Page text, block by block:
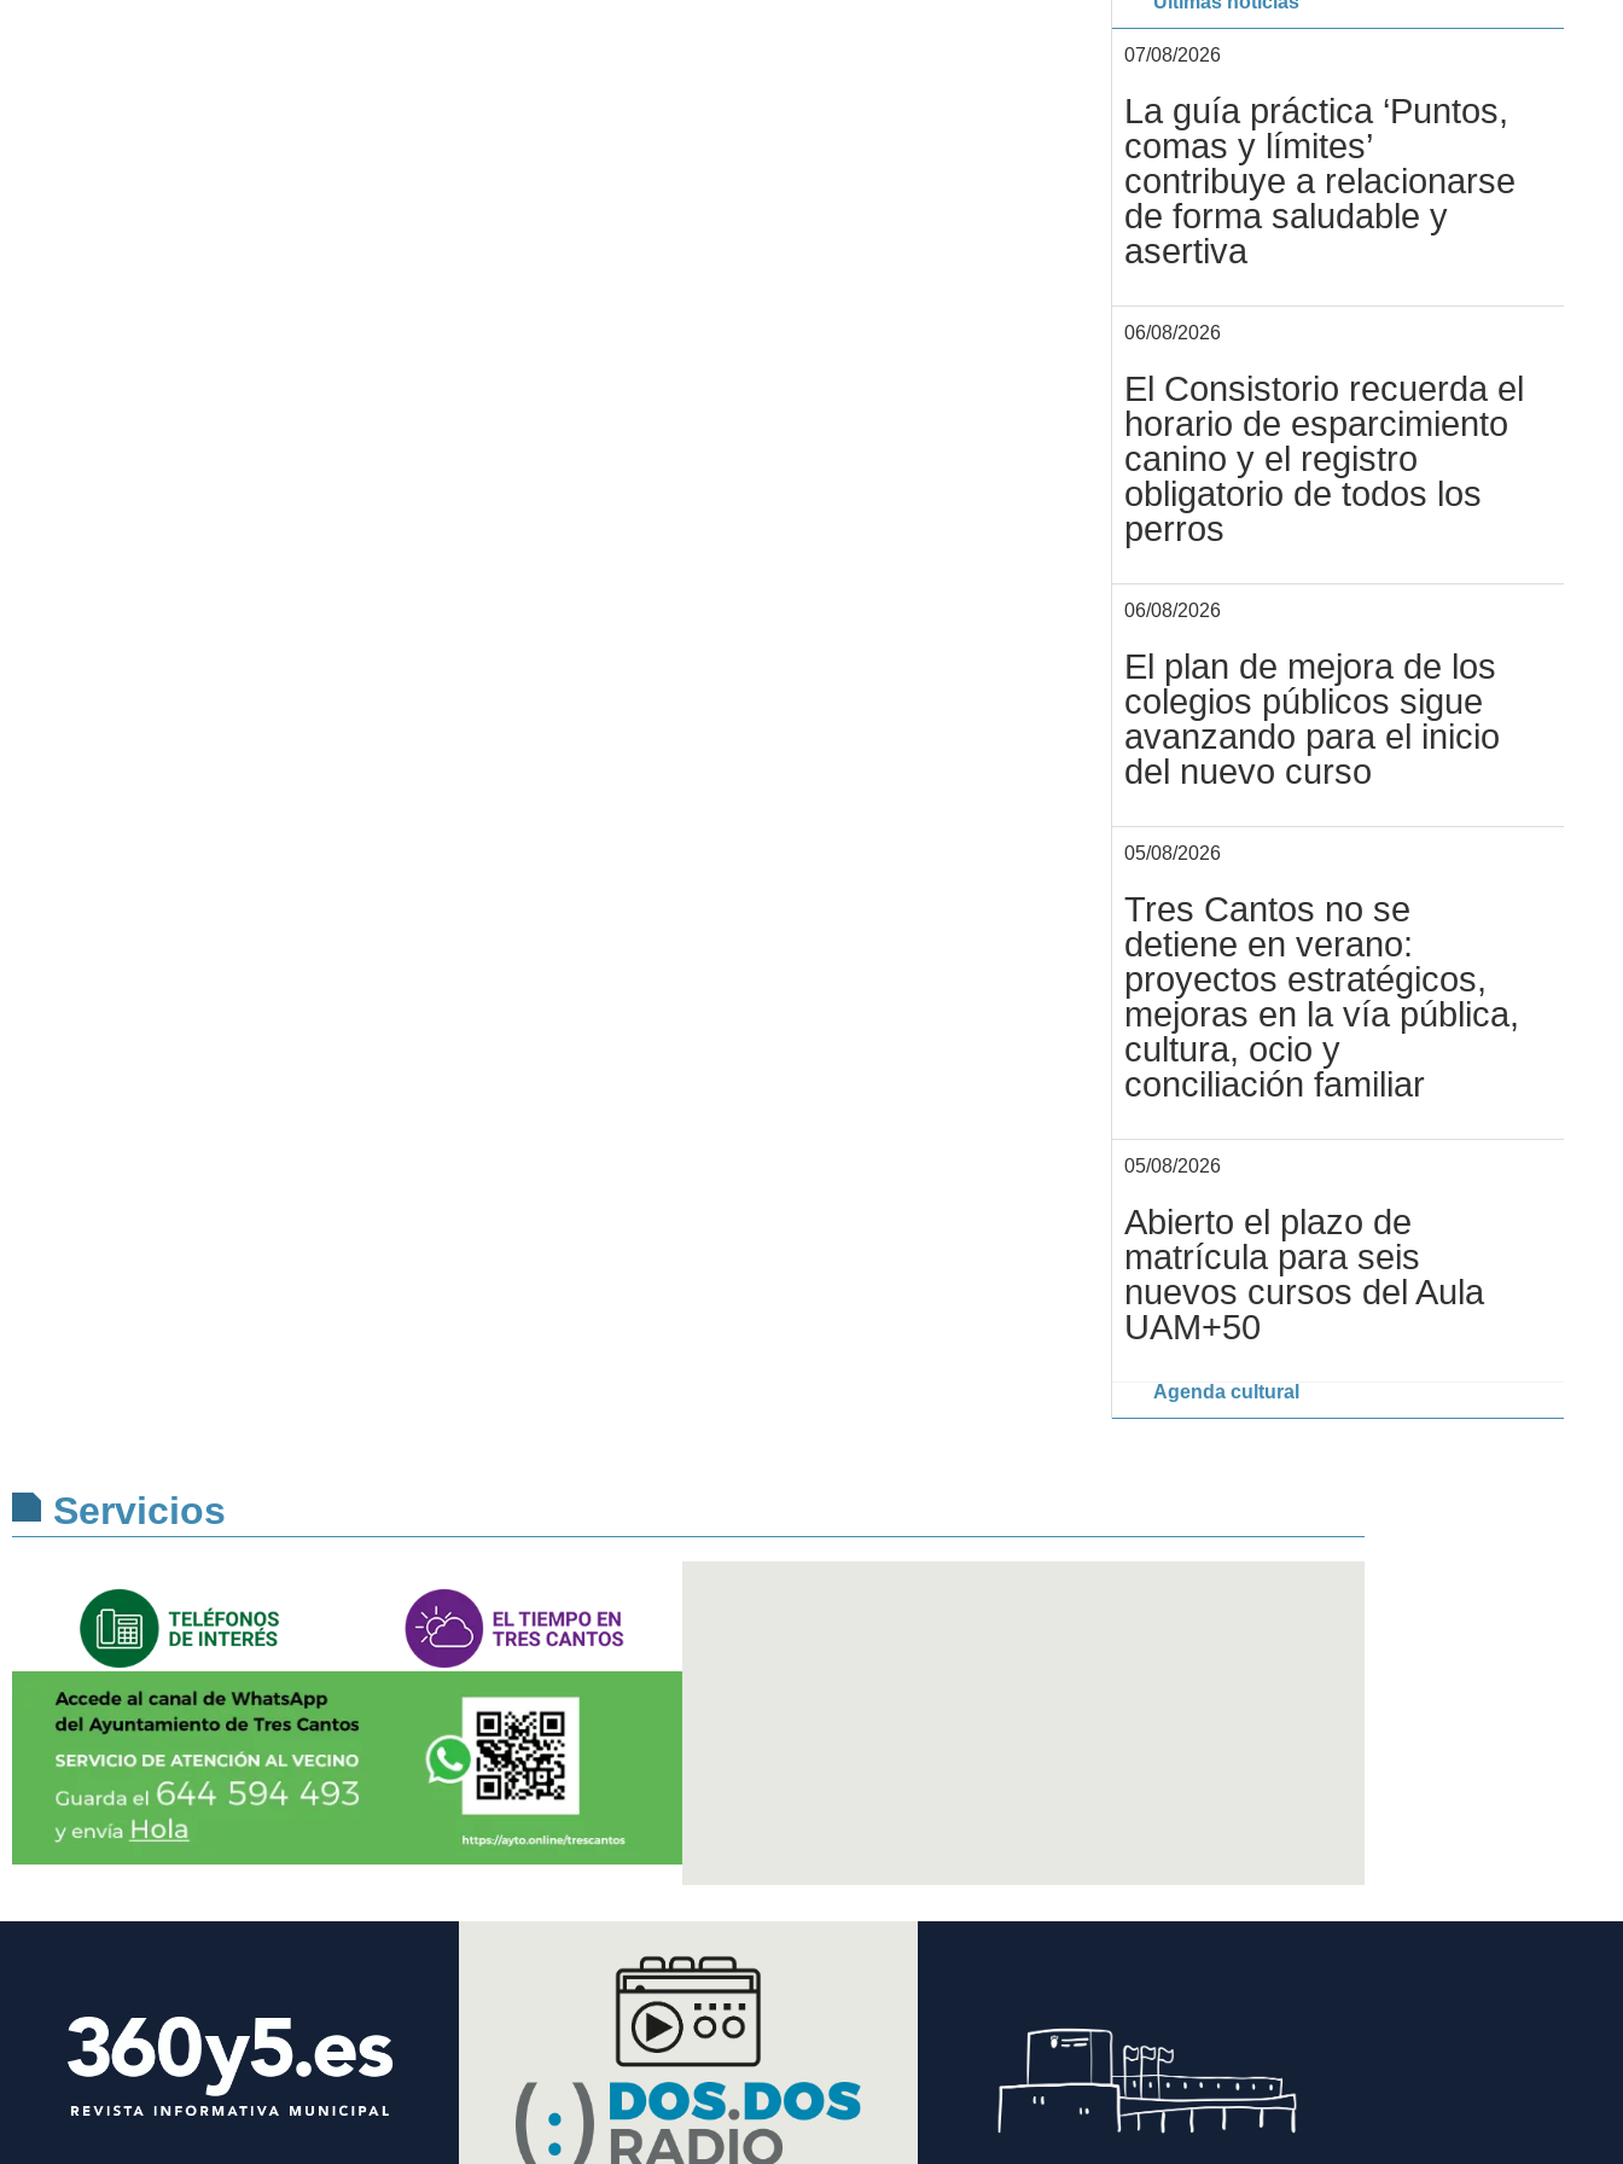
07/08/2026
La guía práctica ‘Puntos,
comas y límites’
contribuye a relacionarse
de forma saludable y
asertiva
06/08/2026
El Consistorio recuerda el
horario de esparcimiento
canino y el registro
obligatorio de todos los
perros
06/08/2026
El plan de mejora de los
colegios públicos sigue
avanzando para el inicio
del nuevo curso
05/08/2026
Tres Cantos no se
detiene en verano:
proyectos estratégicos,
mejoras en la vía pública,
cultura, ocio y
conciliación familiar
05/08/2026
Abierto el plazo de
matrícula para seis
nuevos cursos del Aula
UAM+50
Agenda cultural
Servicios